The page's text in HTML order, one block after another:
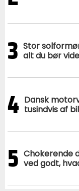
3 Stor
alt du bør vide
4 Dansk
tusindvis af
5 Chokerende
ved godt,